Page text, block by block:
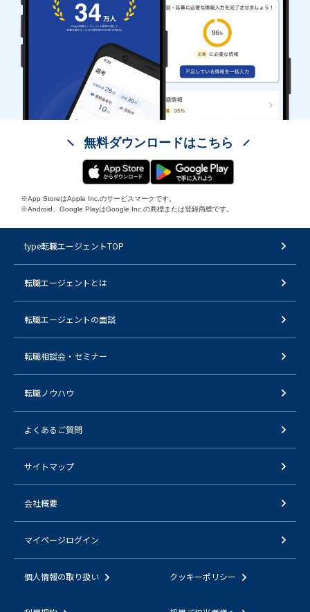
無料ダウンロードはこちら
※App StoreはApple Inc.のサービスマークです。
※Android、Google PlayはGoogle Inc.の商標または登録商標です。
type転職エージェントTOP
転職エージェントとは
転職エージェントの面談
転職相談会・セミナー
転職ノウハウ
よくあるご質問
サイトマップ
会社概要
マイページログイン
個人情報の取り扱い クッキーポリシー